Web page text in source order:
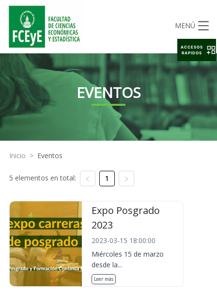
MENÚ
EVENTOS
Inicio > Eventos
5 elementos en total: 1
Expo Posgrado
2023
2023-03-15 18:00:00
Miércoles 15 de marzo
desde la...
Leer más
ACCESOS
RAPIDOS